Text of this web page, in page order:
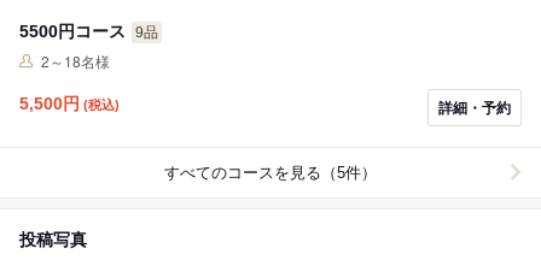
5500円コース 9品
2～18名様
5,500円 (税込) 詳細・予約
すべてのコースを見る（5件）
投稿写真